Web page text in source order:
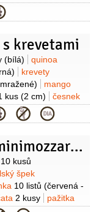
)
krevetami
(bílá)
quinoa
krevety
mango
kus (2 cm)
česnek
hladkolistá
3 lžíce olej4 lžíce
Pečená minimozzarella
10 kusů
špek
10 listů (červená -
2 kusy
pažitka